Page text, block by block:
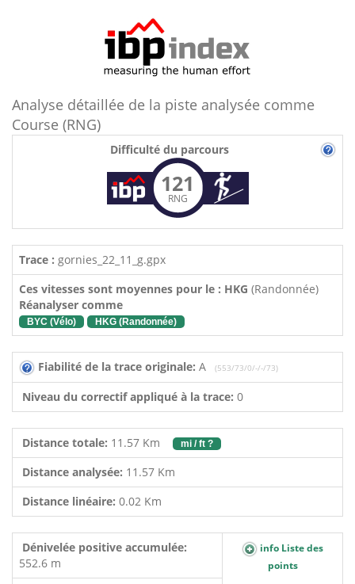
Analyse détaillée de la piste analysée comme
Course (RNG)
Difficulté du parcours
121
RNG
Trace : gornies_22_11_g.gpx
Ces vitesses sont moyennes pour le : HKG (Randonnée)
Réanalyser comme
BYC (Vélo) HKG (Randonnée)
Fiabilité de la trace originale: A (553/73/0/-/-/73)
Niveau du correctif appliqué à la trace: 0
Distance totale: 11.57 Km mi / ft ?
Distance analysée: 11.57 Km
Distance linéaire: 0.02 Km
Dénivelée positive accumulée:
552.6 m
info Liste des
points